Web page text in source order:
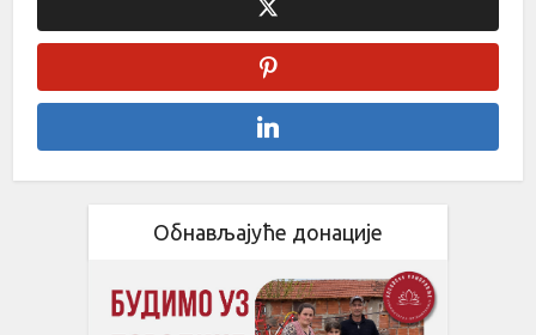
Обнављајуће донације